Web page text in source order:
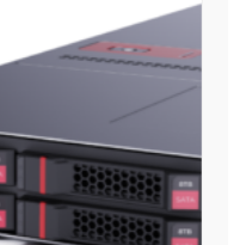
- 16Gb FC